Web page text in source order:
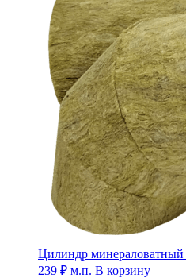
Цилиндр
239 ₽ м.п. В корзину